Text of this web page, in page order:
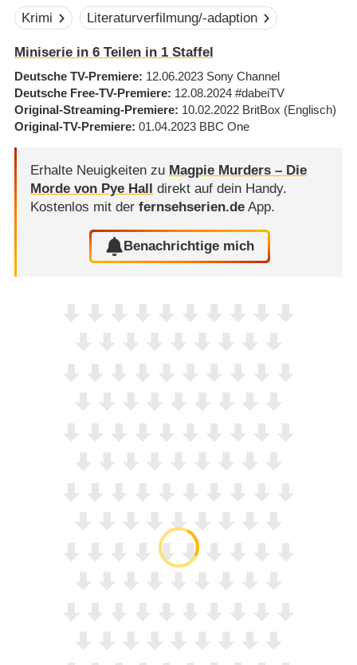
Krimi Literaturverfilmung/-adaption
Miniserie in 6 Teilen in 1 Staffel
Deutsche TV-Premiere 12.06.2023 Sony Channel
Deutsche Free-TV-Premiere 12.08.2024 #dabeiTV
Original-Streaming-Premiere 10.02.2022 BritBox (Englisch)
Original-TV-Premiere 01.04.2023 BBC One
Erhalte Neuigkeiten zu Magpie Murders – Die
Morde von Pye Hall direkt auf dein Handy.
Kostenlos mit der fernsehserien.deApp.
Benachrichtige mich